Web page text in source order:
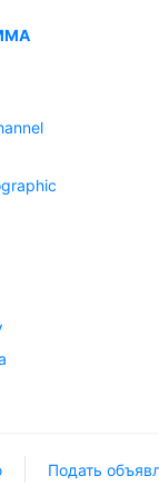
Подать